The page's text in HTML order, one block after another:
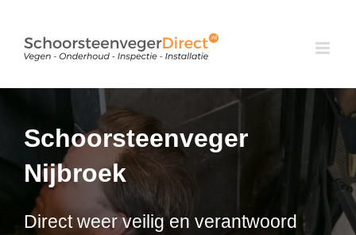
inhoud
Schoorsteenveger
Nijbroek
Direct weer veilig en verantwoord